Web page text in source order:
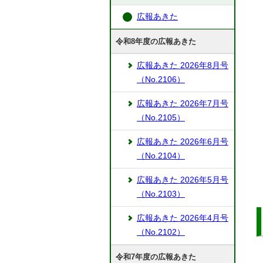
広報あきた
令和8年度の広報あきた
広報あきた 2026年8月号
（No.2106）
広報あきた 2026年7月号
（No.2105）
広報あきた 2026年6月号
（No.2104）
広報あきた 2026年5月号
（No.2103）
広報あきた 2026年4月号
（No.2102）
令和7年度の広報あきた